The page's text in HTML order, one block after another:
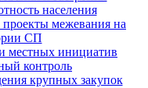
населения
межевания на
СП
местных инициатив
контроль
крупных закупок